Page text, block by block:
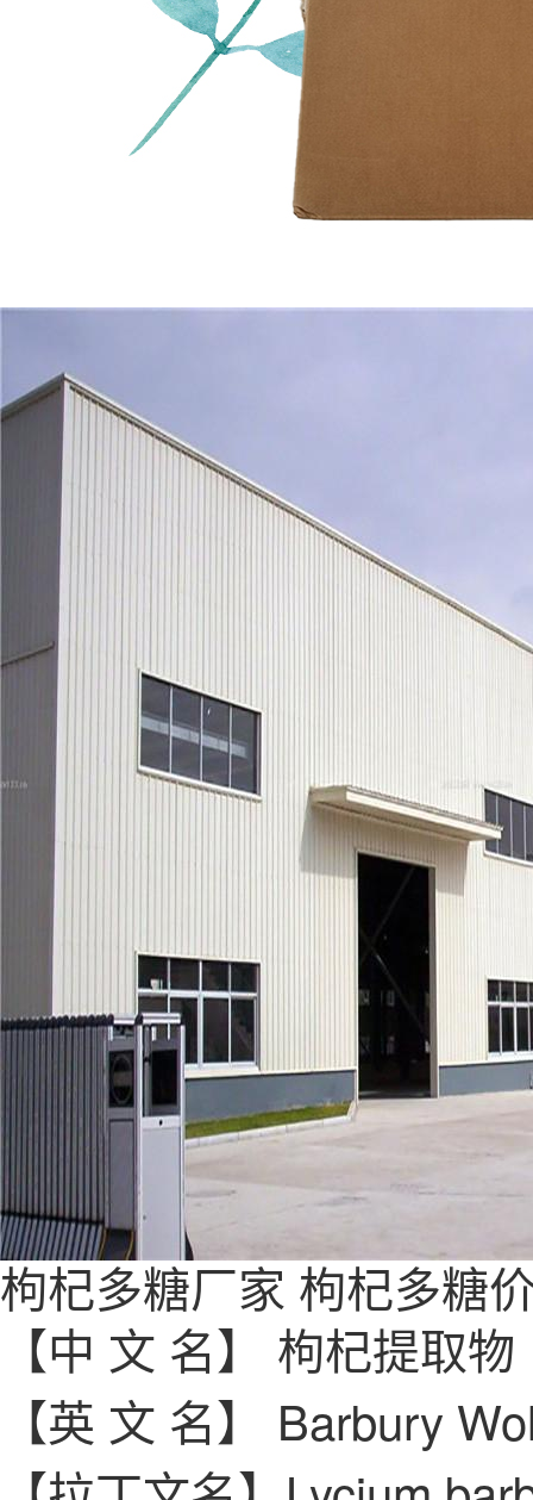
枸杞多糖厂家 枸杞多糖
【中 文 名】 枸杞提取物
【英 文 名】 Barbury